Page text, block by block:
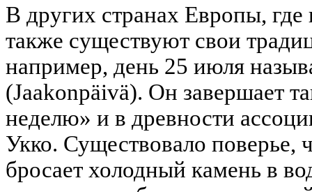
В других странах Европы, где
также существуют свои
например, день 25 июля
(Jaakonpäivä). Он завершает
неделю» и в древности
Укко. Существовало поверье,
бросает холодный камень в